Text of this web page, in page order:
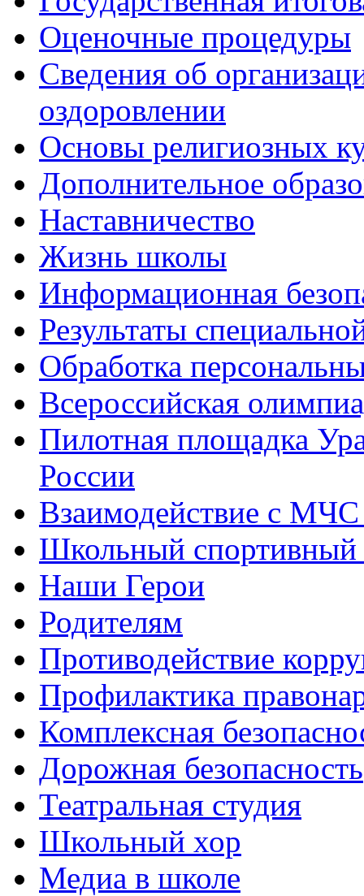
Оценочные процедуры
Сведения об
оздоровлении
Основы религиозных
Дополнительное
Наставничество
Жизнь школы
Информационная
Результаты
Обработка
Всероссийская
Пилотная площадка
России
Взаимодействие с
Школьный
Наши Герои
Родителям
Противодействие
Профилактика
Комплексная
Дорожная безопасность
Театральная студия
Школьный хор
Медиа в школе